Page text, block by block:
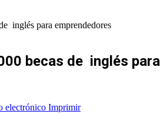
inglés para emprendedores
becas de inglés
electrónico Imprimir